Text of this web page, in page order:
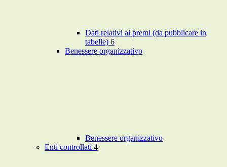
Dati relativi ai premi (da pubblicare in
tabelle) 6
Benessere organizzativo
Benessere organizzativo
Enti controllati 4